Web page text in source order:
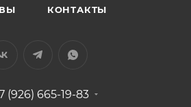
КОНТАКТЫ
(926) 665-19-83